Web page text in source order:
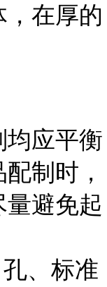
，在厚的
均应平衡
制时，
避免起
、标准